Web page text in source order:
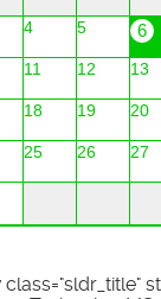
4 5 6
11 12 13
18 19 20
25 26 27
class="sldr_title"